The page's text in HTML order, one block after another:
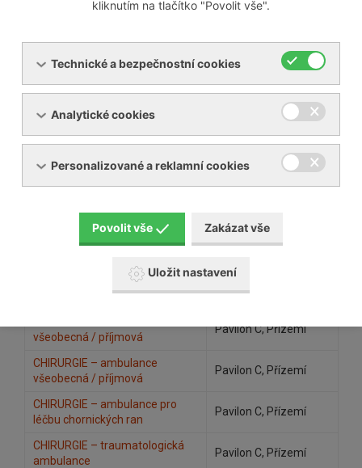
CHIRURGIE – proktologická
ambulance
Pavilon B, Přízemí
ODDĚLENÍ LABORATORNÍ
BIOCHEMIE
Pavilon C, 1. patro
ODDĚLENÍ LABORATORNÍ
Pavilon C, 1. patro
Pavilon C, 1. patro
ARO – anesteziologická
ambulance
Pavilon C, Přízemí
ARO – poradna pro léčbu bolesti
Pavilon C, Přízemí
PALIATIVNÍ PÉČE
Pavilon C, Přízemí
všeobecná / příjmová
Pavilon C, Přízemí
CHIRURGIE – ambulance
všeobecná / příjmová
Pavilon C, Přízemí
CHIRURGIE – ambulance pro
léčbu chornických ran
Pavilon C, Přízemí
CHIRURGIE – traumatologická
ambulance
Pavilon C, Přízemí
kliknutím na tlačítko "Povolit vše".
Technické a bezpečnostní cookies
Analytické cookies
Personalizované a reklamní cookies
Povolit vše Zakázat vše
Uložit nastavení